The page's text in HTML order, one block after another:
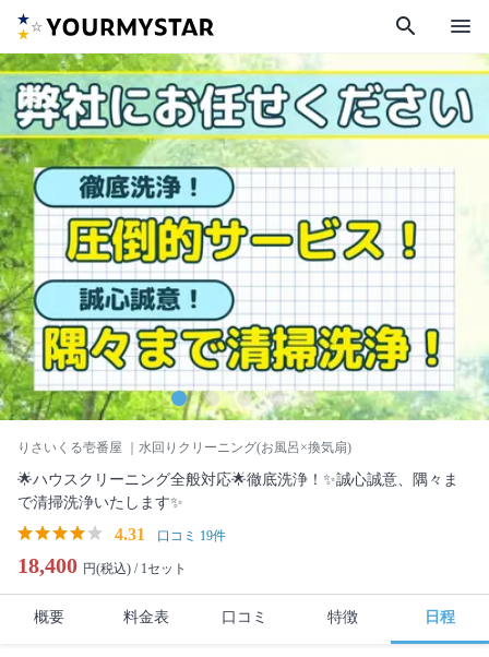
search menu
りさいくる壱番屋 ｜水回りクリーニング(お風呂×換気扇)
🌟ハウスクリーニング全般対応🌟徹底洗浄！✨誠心誠意、隅々ま
で清掃洗浄いたします✨
4.31 口コミ 19件
18,400 円(税込) / 1セット
概要 料金表 口コミ 特徴 日程